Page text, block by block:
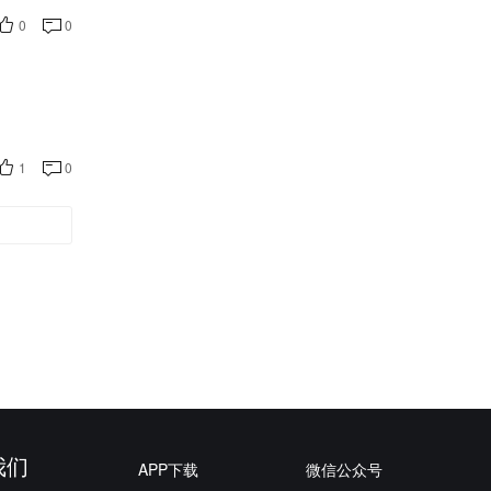
0 0
1 0
APP下载 微信公众号